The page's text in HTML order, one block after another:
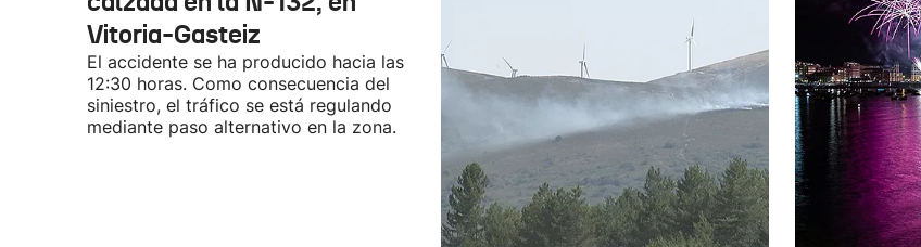
Vitoria-Gasteiz
El accidente se ha producido hacia las
12:30 horas. Como consecuencia del
siniestro, el tráfico se está regulando
mediante paso alternativo en la zona.